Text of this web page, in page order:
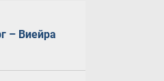
– Виейра